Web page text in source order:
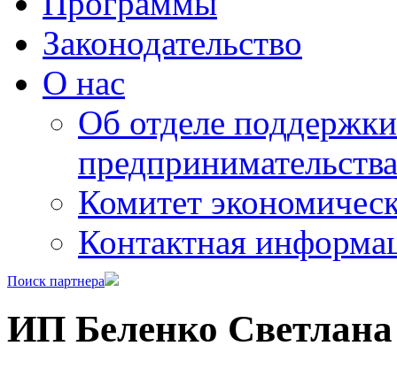
Законодательство
О нас
Об отделе
предпринимательства
Комитет
Контактная
Поиск партнера
ИП Беленко Светлана